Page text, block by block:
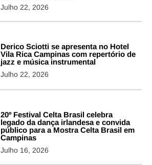
Julho 22, 2026
Derico Sciotti se apresenta no Hotel
Vila Rica Campinas com repertório de
jazz e música instrumental
Julho 22, 2026
20º Festival Celta Brasil celebra
legado da dança irlandesa e convida
público para a Mostra Celta Brasil em
Campinas
Julho 16, 2026